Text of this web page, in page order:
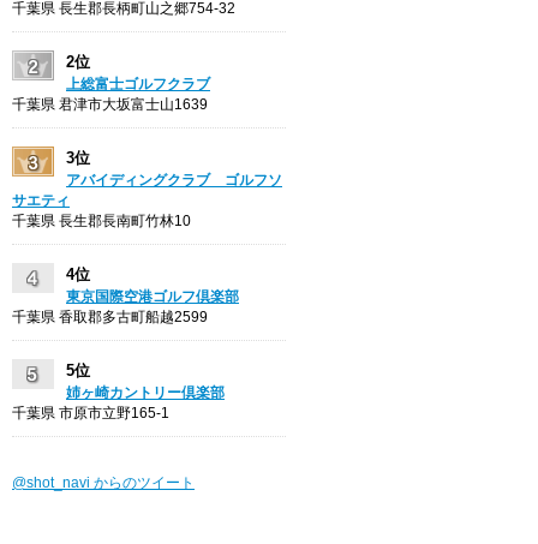
千葉県 長生郡長柄町山之郷754-32
2位
上総富士ゴルフクラブ
千葉県 君津市大坂富士山1639
3位
アバイディングクラブ ゴルフソ
サエティ
千葉県 長生郡長南町竹林10
4位
東京国際空港ゴルフ倶楽部
千葉県 香取郡多古町船越2599
5位
姉ヶ崎カントリー倶楽部
千葉県 市原市立野165-1
@shot_navi からのツイート